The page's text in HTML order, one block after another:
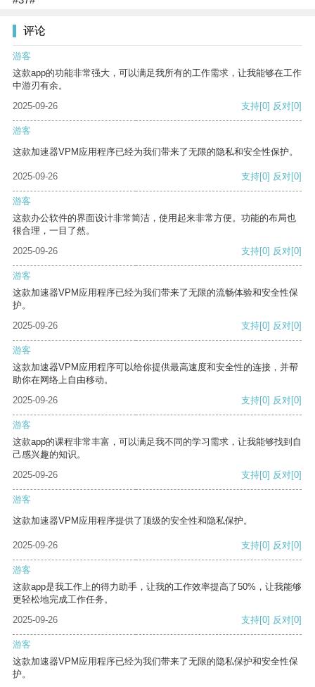
评论
游客
这款app的功能非常强大，可以满足我所有的工作需求，让我能够在工作
中游刃有余。
2025-09-26
支持[0] 反对[0]
游客
这款加速器VPM应用程序已经为我们带来了无限的隐私和安全性保护。
2025-09-26 支持[0] 反对[0]
游客
这款办公软件的界面设计非常简洁，使用起来非常方便。功能的布局也
很合理，一目了然。
2025-09-26
支持[0] 反对[0]
游客
这款加速器VPM应用程序已经为我们带来了无限的流畅体验和安全性保
护。
2025-09-26
支持[0] 反对[0]
游客
这款加速器VPM应用程序可以给你提供最高速度和安全性的连接，并帮
助你在网络上自由移动。
2025-09-26
支持[0] 反对[0]
游客
这款app的课程非常丰富，可以满足我不同的学习需求，让我能够找到自
己感兴趣的知识。
2025-09-26
支持[0] 反对[0]
游客
这款加速器VPM应用程序提供了顶级的安全性和隐私保护。
2025-09-26 支持[0] 反对[0]
游客
这款app是我工作上的得力助手，让我的工作效率提高了50%，让我能够
更轻松地完成工作任务。
2025-09-26
支持[0] 反对[0]
游客
这款加速器VPM应用程序已经为我们带来了无限的隐私保护和安全性保
护。